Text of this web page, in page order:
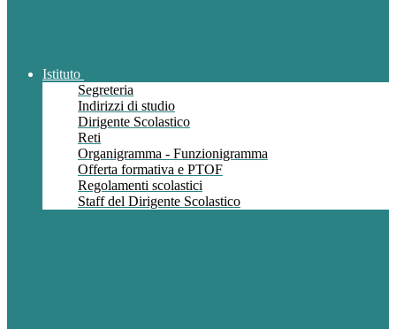
Istituto
Segreteria
Indirizzi di studio
Dirigente Scolastico
Reti
Organigramma - Funzionigramma
Offerta formativa e PTOF
Regolamenti scolastici
Staff del Dirigente Scolastico